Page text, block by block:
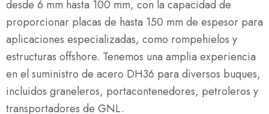
desde 6 mm hasta 100 mm, con la capacidad de
proporcionar placas de hasta 150 mm de espesor para
aplicaciones especializadas, como rompehielos y
estructuras offshore. Tenemos una amplia experiencia
en el suministro de acero DH36 para diversos buques,
incluidos graneleros, portacontenedores, petroleros y
transportadores de GNL.